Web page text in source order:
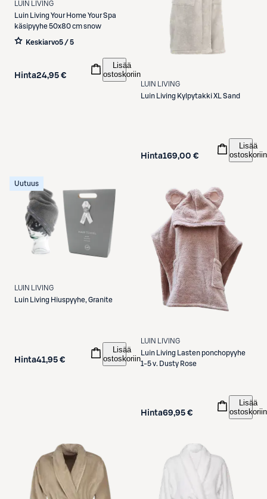
LUIN LIVING
Luin Living Your Home Your Spa
käsipyyhe 50x80 cm snow
Keskiarvo5 / 5
Hinta24,95 €
Lisää
ostoskoriin
LUIN LIVING
Luin Living Kylpytakki XL Sand
Hinta169,00 €
Lisää
ostoskoriin
Uutuus
LUIN LIVING
Luin Living Hiuspyyhe, Granite
Hinta41,95 €
Lisää
ostoskoriin
LUIN LIVING
Luin Living
Lasten ponchopyyhe
1-5 v. Dusty Rose
Hinta69,95 €
Lisää
ostoskoriin